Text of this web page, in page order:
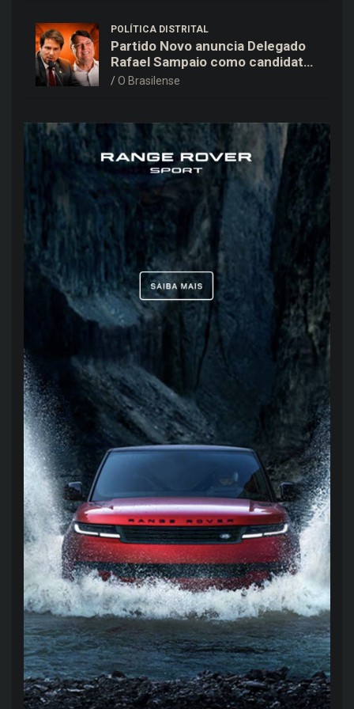
POLÍTICA DISTRITAL
Partido Novo anuncia Delegado
Rafael Sampaio como candidato
a vice-governador na chapa de
O Brasilense